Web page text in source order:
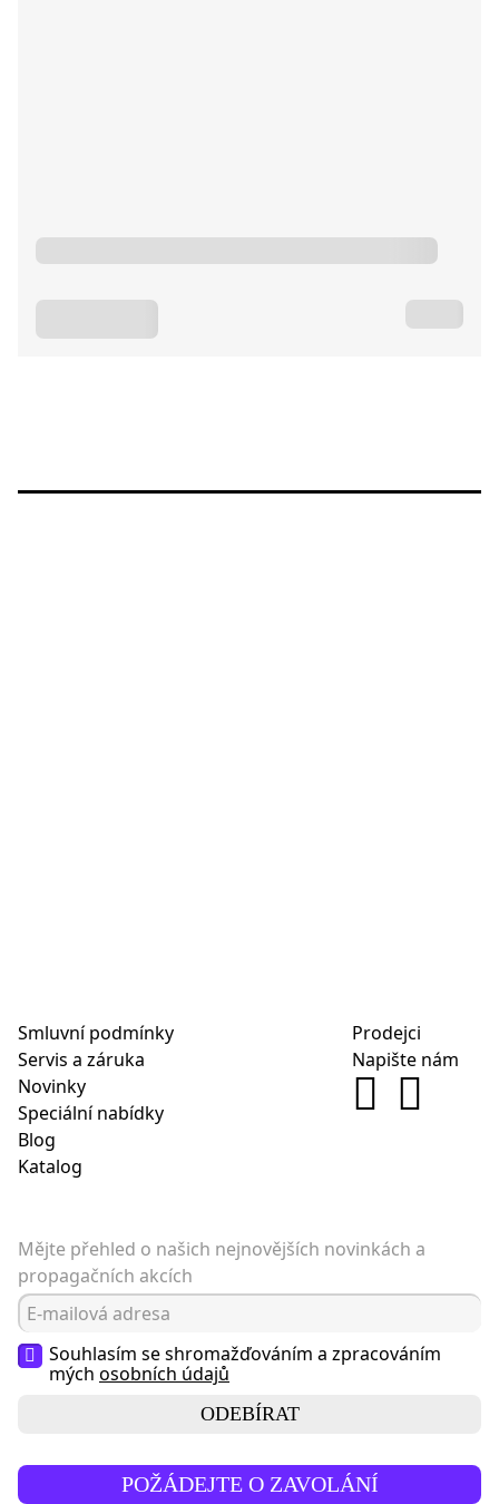
Smluvní podmínky
Servis a záruka
Novinky
Speciální nabídky
Blog
Katalog
Prodejci
Napište nám
Mějte přehled o našich nejnovějších novinkách a
propagačních akcích
Souhlasím se shromažďováním a zpracováním
mých osobních údajů
ODEBÍRAT
POŽÁDEJTE O ZAVOLÁNÍ